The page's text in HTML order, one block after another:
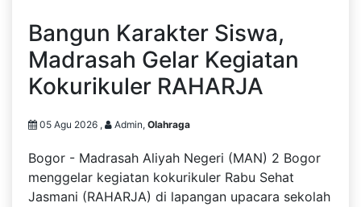
Bangun Karakter Siswa,
Madrasah Gelar Kegiatan
Kokurikuler RAHARJA
05 Agu 2026 , Admin, Olahraga
Bogor - Madrasah Aliyah Negeri (MAN) 2 Bogor
menggelar kegiatan kokurikuler Rabu Sehat
Jasmani (RAHARJA) di lapangan upacara sekolah